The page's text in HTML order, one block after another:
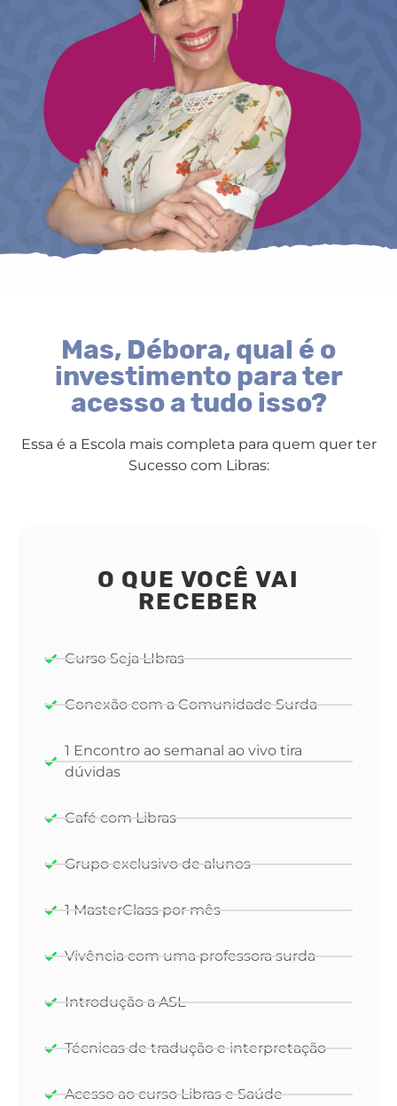
Mas, Débora, qual é o
investimento para ter
acesso a tudo isso?
Essa é a Escola mais completa para quem quer ter
Sucesso com Libras:
O QUE VOCÊ VAI
RECEBER
Curso Seja LIbras
Conexão com a Comunidade Surda
1 Encontro ao semanal ao vivo tira
dúvidas
Café com Libras
Grupo exclusivo de alunos
1 MasterClass por mês
Vivência com uma professora surda
Introdução a ASL
Técnicas de tradução e interpretação
Acesso ao curso Libras e Saúde